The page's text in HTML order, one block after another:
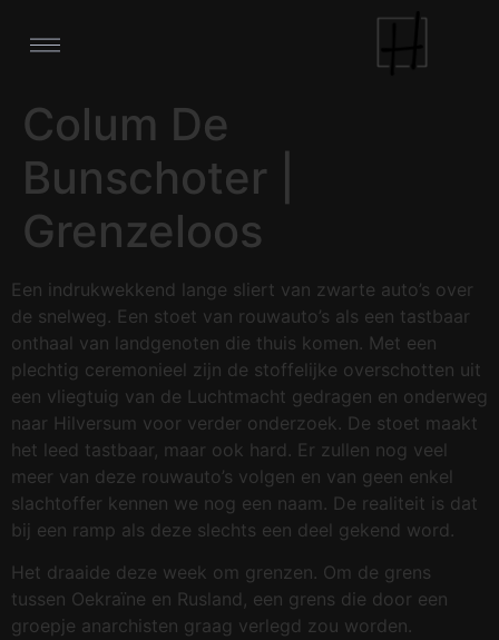
Colum De
Bunschoter |
Grenzeloos
Een indrukwekkend lange sliert van zwarte auto’s over
de snelweg. Een stoet van rouwauto’s als een tastbaar
onthaal van landgenoten die thuis komen. Met een
plechtig ceremonieel zijn de stoffelijke overschotten uit
een vliegtuig van de Luchtmacht gedragen en onderweg
naar Hilversum voor verder onderzoek. De stoet maakt
het leed tastbaar, maar ook hard. Er zullen nog veel
meer van deze rouwauto’s volgen en van geen enkel
slachtoffer kennen we nog een naam. De realiteit is dat
bij een ramp als deze slechts een deel gekend word.
Het draaide deze week om grenzen. Om de grens
tussen Oekraïne en Rusland, een grens die door een
groepje anarchisten graag verlegd zou worden.